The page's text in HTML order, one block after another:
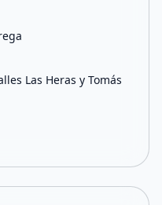
Las Heras y Tomás